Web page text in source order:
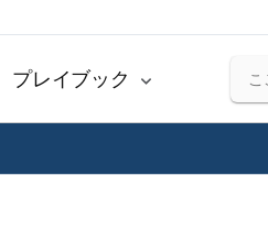
プレイブック